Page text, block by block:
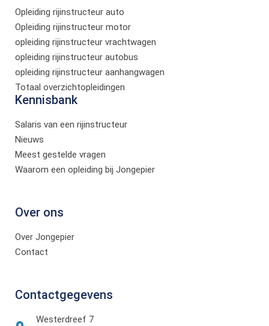
Opleiding rijinstructeur auto
Opleiding rijinstructeur motor
opleiding rijinstructeur vrachtwagen
opleiding rijinstructeur autobus
opleiding rijinstructeur aanhangwagen
Totaal overzichtopleidingen
Kennisbank
Salaris van een rijinstructeur
Nieuws
Meest gestelde vragen
Waarom een opleiding bij Jongepier
Over ons
Over Jongepier
Contact
Contactgegevens
Westerdreef 7